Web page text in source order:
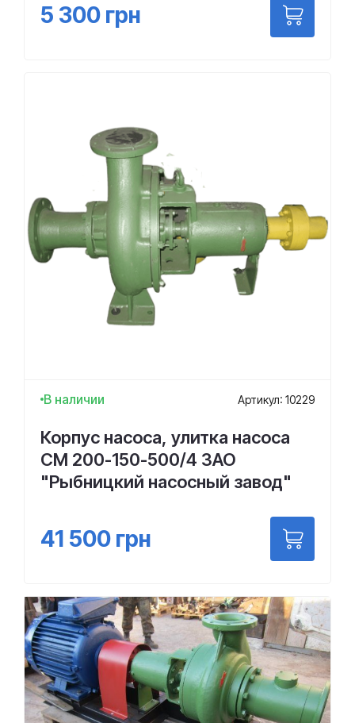
5 300 грн
В наличии Артикул: 10229
Корпус насоса, улитка насоса
СМ 200-150-500/4 ЗАО
"Рыбницкий насосный завод"
41 500 грн